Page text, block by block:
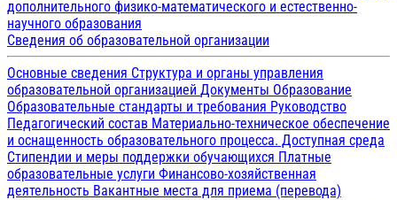
дополнительного физико-математического и естественно-
научного образования
Сведения об образовательной организации
Основные сведения Структура и органы управления
образовательной организацией Документы Образование
Образовательные стандарты и требования Руководство
Педагогический состав Материально-техническое обеспечение
и оснащенность образовательного процесса. Доступная среда
Стипендии и меры поддержки обучающихся Платные
образовательные услуги Финансово-хозяйственная
деятельность Вакантные места для приема (перевода)